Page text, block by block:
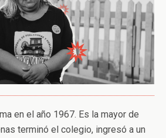
en el año 1967. Es la mayor de
terminó el colegio, ingresó a un